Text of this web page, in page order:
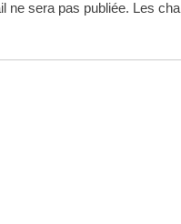
ne sera pas publiée. Les